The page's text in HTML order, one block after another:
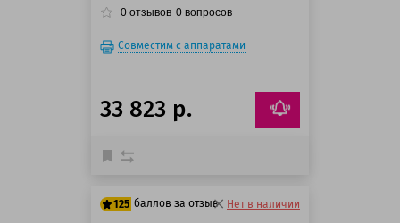
0 отзывов 0 вопросов
Совместим с аппаратами
33 823 р.
125 баллов за отзыв Нет в наличии